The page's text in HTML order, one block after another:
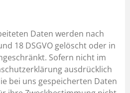
Daten werden nach
18 DSGVO gelöscht oder in
Sofern nicht im
ausdrücklich
bei uns gespeicherten Daten